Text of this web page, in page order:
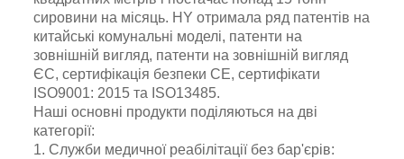
сировини на місяць. HY отримала ряд патентів на
китайські комунальні моделі, патенти на
зовнішній вигляд, патенти на зовнішній вигляд
ЄС, сертифікація безпеки CE, сертифікати
ISO9001: 2015 та ISO13485.
Наші основні продукти поділяються на дві
категорії:
1. Служби медичної реабілітації без бар'єрів: